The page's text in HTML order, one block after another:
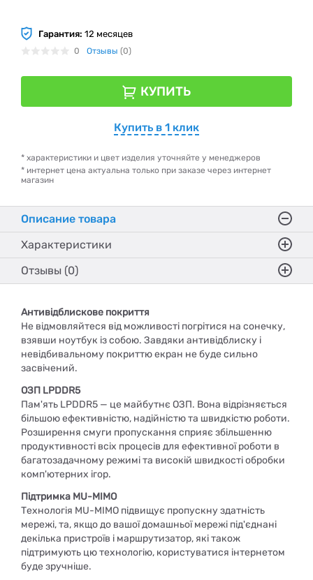
Гарантия: 12 месяцев
0 Отзывы (0)
КУПИТЬ
Купить в 1 клик
* характеристики и цвет изделия уточняйте у менеджеров
* интернет цена актуальна только при заказе через интернет
магазин
Описание товара
Характеристики
Отзывы (0)
Антивідблискове покриття
Не відмовляйтеся від можливості погрітися на сонечку,
взявши ноутбук із собою. Завдяки антивідблиску і
невідбивальному покриттю екран не буде сильно
засвічений.
ОЗП LPDDR5
Пам'ять LPDDR5 — це майбутнє ОЗП. Вона відрізняється
більшою ефективністю, надійністю та швидкістю роботи.
Розширення смуги пропускання сприяє збільшенню
продуктивності всіх процесів для ефективної роботи в
багатозадачному режимі та високій швидкості обробки
комп'ютерних ігор.
Підтримка MU-MIMO
Технологія MU-MIMO підвищує пропускну здатність
мережі, та, якщо до вашої домашньої мережі під'єднані
декілька пристроїв і маршрутизатор, які також
підтримують цю технологію, користуватися інтернетом
буде зручніше.